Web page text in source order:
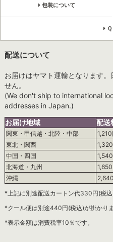
包装について
Ｑ
配送について
お届けはヤマト運輸となります
せん。
(We don't ship to international
addresses in Japan.)
お届け地域
配送
関東・甲信越・北陸・中部
1,210
東北・関西
中国・四国
北海道・九州
沖縄
*上記に別途配送カートン代330円(税込
*クール便は別途440円(税込)が掛かりま
*表示金額は消費税率10％です。